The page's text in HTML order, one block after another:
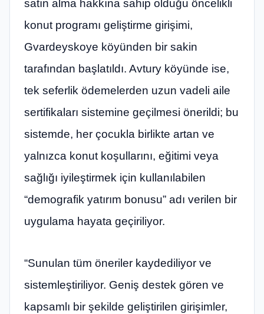
satın alma hakkına sahip olduğu öncelikli
konut programı geliştirme girişimi,
Gvardeyskoye köyünden bir sakin
tarafından başlatıldı. Avtury köyünde ise,
tek seferlik ödemelerden uzun vadeli aile
sertifikaları sistemine geçilmesi önerildi; bu
sistemde, her çocukla birlikte artan ve
yalnızca konut koşullarını, eğitimi veya
sağlığı iyileştirmek için kullanılabilen
“demografik yatırım bonusu” adı verilen bir
uygulama hayata geçiriliyor.
“Sunulan tüm öneriler kaydediliyor ve
sistemleştiriliyor. Geniş destek gören ve
kapsamlı bir şekilde geliştirilen girişimler,